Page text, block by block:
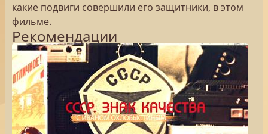
какие подвиги совершили его защитники, в этом
фильме.
Рекомендации